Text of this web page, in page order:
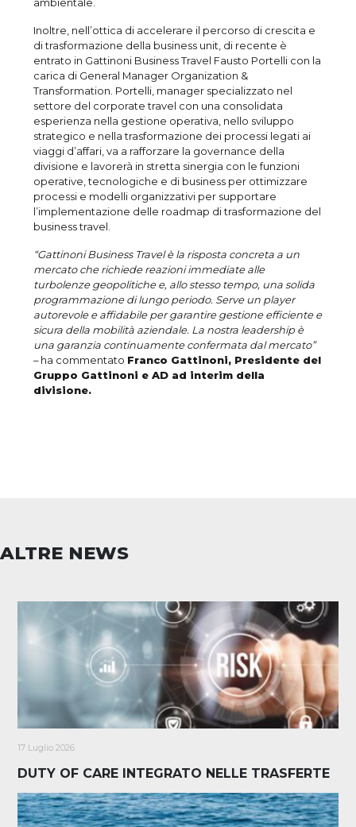
Inoltre, nell’ottica di accelerare il percorso di crescita e
di trasformazione della business unit, di recente è
entrato in Gattinoni Business Travel Fausto Portelli con la
carica di General Manager Organization &
Transformation. Portelli, manager specializzato nel
settore del corporate travel con una consolidata
esperienza nella gestione operativa, nello sviluppo
strategico e nella trasformazione dei processi legati ai
viaggi d’affari, va a rafforzare la governance della
divisione e lavorerà in stretta sinergia con le funzioni
operative, tecnologiche e di business per ottimizzare
processi e modelli organizzativi per supportare
l’implementazione delle roadmap di trasformazione del
business travel.
“Gattinoni Business Travel è la risposta concreta a un
mercato che richiede reazioni immediate alle
turbolenze geopolitiche e, allo stesso tempo, una solida
programmazione di lungo periodo. Serve un player
autorevole e affidabile per garantire gestione efficiente e
sicura della mobilità aziendale. La nostra leadership è
una garanzia continuamente confermata dal mercato”
– ha commentato Franco Gattinoni, Presidente del
Gruppo Gattinoni e AD ad interim della
divisione.
ALTRE NEWS
17 Luglio 2026
DUTY OF CARE INTEGRATO NELLE TRASFERTE